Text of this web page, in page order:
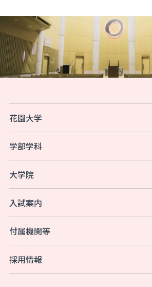
花園大学
入試案内
付属機関等
学部学科
大学院
採用情報